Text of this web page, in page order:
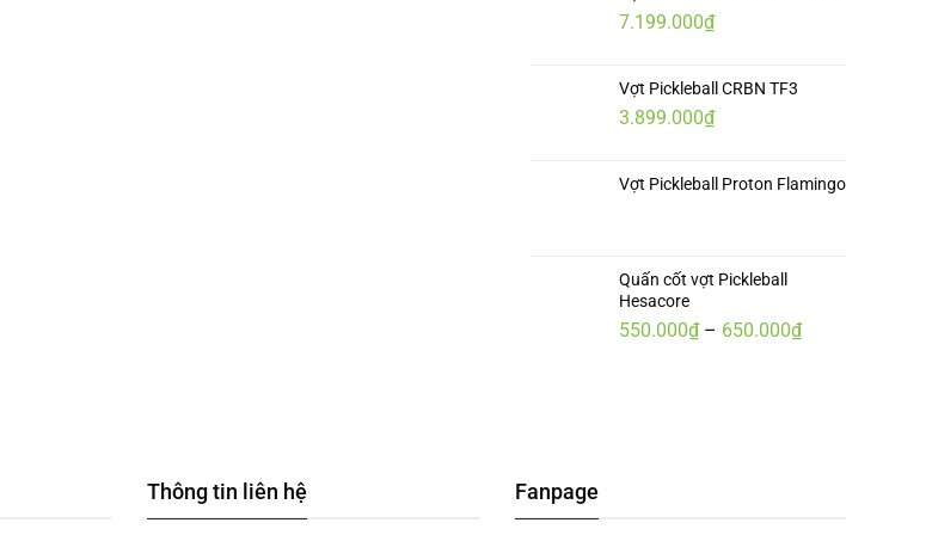
7.199.000₫
Vợt Pickleball CRBN TF3
3.899.000₫
Vợt Pickleball Proton Flamingo
Quấn cốt vợt Pickleball
Hesacore
550.000₫ – 650.000₫Khoảng
Thông tin liên hệ Fanpage